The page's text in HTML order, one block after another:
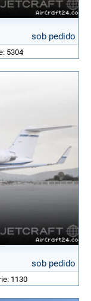
sob pedido
5304
sob pedido
1130